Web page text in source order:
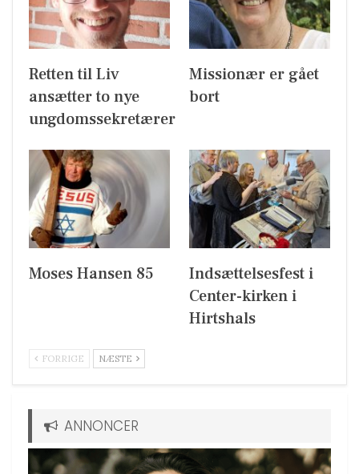
Retten til Liv
ansætter to nye
ungdomssekretærer
Missionær er gået
bort
Moses Hansen 85
Indsættelsesfest i
Center-kirken i
Hirtshals
FORRIGE NÆSTE
ANNONCER